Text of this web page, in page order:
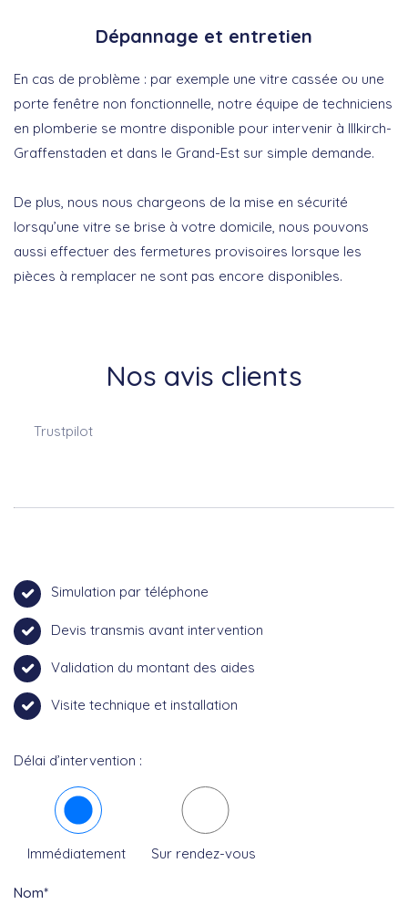
Dépannage et entretien
En cas de problème : par exemple une vitre cassée ou une
porte fenêtre non fonctionnelle, notre équipe de techniciens
en plomberie se montre disponible pour intervenir à Illkirch-
Graffenstaden et dans le Grand-Est sur simple demande.
De plus, nous nous chargeons de la mise en sécurité
lorsqu’une vitre se brise à votre domicile, nous pouvons
aussi effectuer des fermetures provisoires lorsque les
pièces à remplacer ne sont pas encore disponibles.
Nos avis clients
Trustpilot
Simulation par téléphone
Devis transmis avant intervention
Validation du montant des aides
Visite technique et installation
Délai d’intervention :
Immédiatement Sur rendez-vous
Nom*